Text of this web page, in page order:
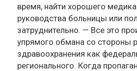
время, найти хорошего
руководства больницы или
затруднительно. — Все это
упрямого обмана со стороны
здравоохранения как
регионального. Когда